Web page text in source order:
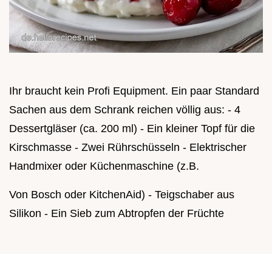
Ihr braucht kein Profi Equipment. Ein paar Standard
Sachen aus dem Schrank reichen völlig aus: - 4
Dessertgläser (ca. 200 ml) - Ein kleiner Topf für die
Kirschmasse - Zwei Rührschüsseln - Elektrischer
Handmixer oder Küchenmaschine (z.B.
Von Bosch oder KitchenAid) - Teigschaber aus
Silikon - Ein Sieb zum Abtropfen der Früchte